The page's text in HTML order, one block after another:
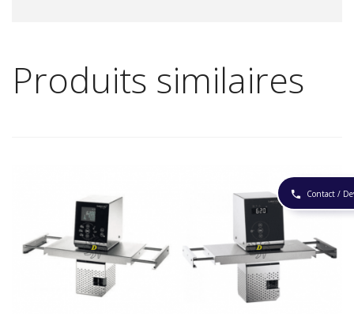
phone Contact /
Produits similaires